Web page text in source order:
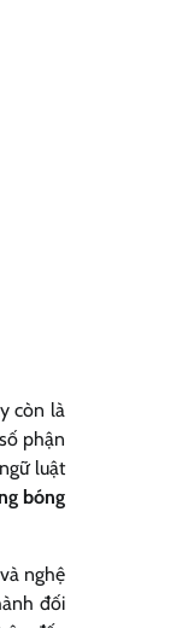
còn là
phận
luật
bóng
nghệ
đối